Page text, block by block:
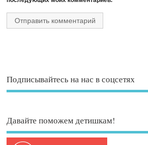
Подписывайтесь на нас в соцсетях
Давайте поможем детишкам!